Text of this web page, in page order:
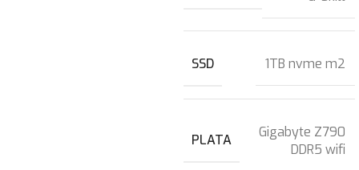
SSD 1TB nvme m2
PLATA
Gigabyte Z790
DDR5 wifi